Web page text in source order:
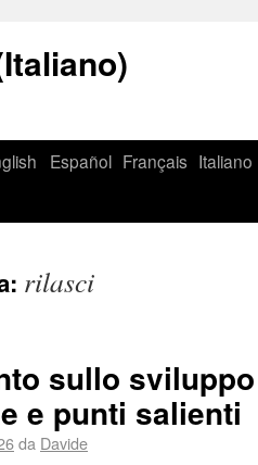
Español Français Italiano
rilasci
sullo
e punti salienti
da Davide